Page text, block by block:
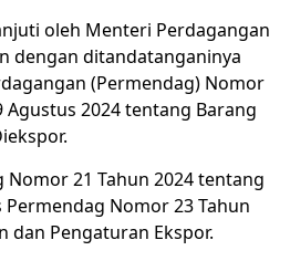
oleh Menteri Perdagangan
dengan ditandatanganinya
(Permendag) Nomor
Agustus 2024 tentang Barang
Nomor 21 Tahun 2024 tentang
Nomor 23 Tahun
dan Pengaturan Ekspor.